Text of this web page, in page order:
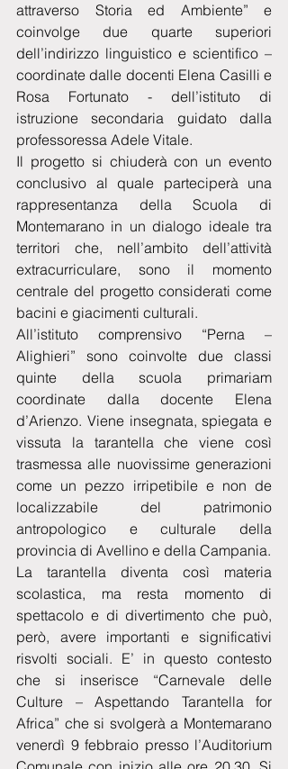
attraverso Storia ed Ambiente” e
coinvolge due quarte superiori
dell’indirizzo linguistico e scientifico –
coordinate dalle docenti Elena Casilli e
Rosa Fortunato - dell’istituto di
istruzione secondaria guidato dalla
professoressa Adele Vitale.
Il progetto si chiuderà con un evento
conclusivo al quale parteciperà una
rappresentanza della Scuola di
Montemarano in un dialogo ideale tra
territori che, nell’ambito dell’attività
extracurriculare, sono il momento
centrale del progetto considerati come
bacini e giacimenti culturali.
All’istituto comprensivo “Perna –
Alighieri” sono coinvolte due classi
quinte della scuola primariam
coordinate dalla docente Elena
d’Arienzo. Viene insegnata, spiegata e
vissuta la tarantella che viene così
trasmessa alle nuovissime generazioni
come un pezzo irripetibile e non de
localizzabile del patrimonio
antropologico e culturale della
provincia di Avellino e della Campania.
La tarantella diventa così materia
scolastica, ma resta momento di
spettacolo e di divertimento che può,
però, avere importanti e significativi
risvolti sociali. E’ in questo contesto
che si inserisce “Carnevale delle
Culture – Aspettando Tarantella for
Africa” che si svolgerà a Montemarano
venerdì 9 febbraio presso l’Auditorium